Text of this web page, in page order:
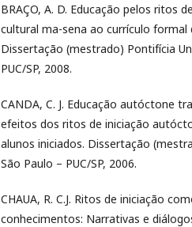
BRAÇO, A. D. Educação pelos ritos
cultural ma-sena ao currículo formal
Dissertação (mestrado) Pontifícia
PUC/SP, 2008.
CANDA, C. J. Educação autóctone
efeitos dos ritos de iniciação
alunos iniciados. Dissertação
São Paulo – PUC/SP, 2006.
CHAUA, R. C.J. Ritos de iniciação
conhecimentos: Narrativas e